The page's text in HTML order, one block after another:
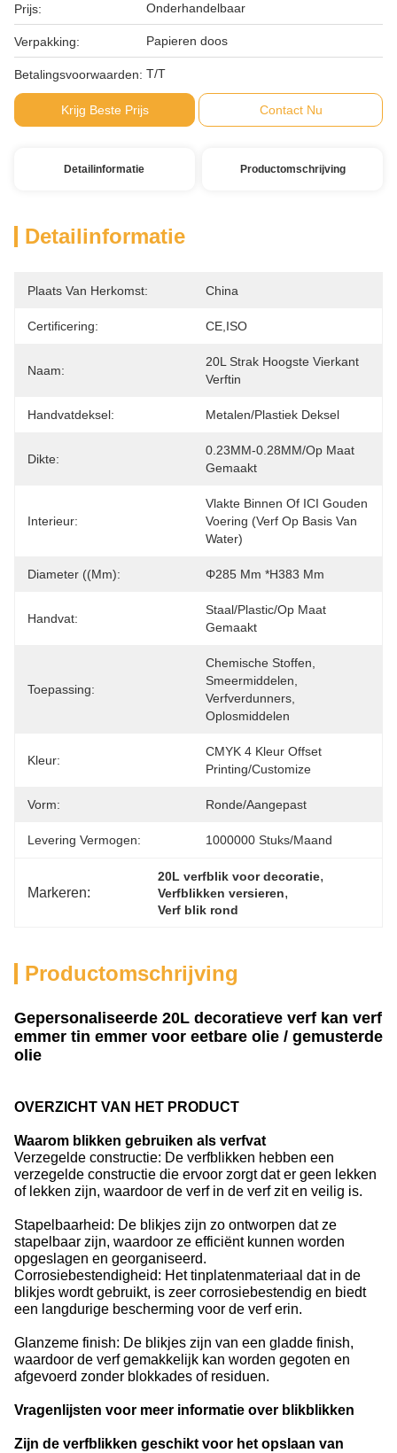
Prijs: Onderhandelbaar
Verpakking: Papieren doos
Betalingsvoorwaarden: T/T
Krijg Beste Prijs Contact Nu
Detailinformatie Productomschrijving
Detailinformatie
Plaats Van Herkomst: China
Certificering: CE,ISO
Naam:
20L Strak Hoogste Vierkant
Verftin
Handvatdeksel: Metalen/plastiek Deksel
Dikte:
0.23MM-0.28MM/op Maat
Gemaakt
Interieur:
Vlakte Binnen Of ICI Gouden
Voering (verf Op Basis Van
Water)
Diameter ((mm): Φ285 Mm *H383 Mm
Handvat:
Staal/Plastic/op Maat
Gemaakt
Toepassing:
Chemische Stoffen,
Smeermiddelen,
Verfverdunners,
Oplosmiddelen
Kleur:
CMYK 4 Kleur Offset
Printing/Customize
Vorm: Ronde/Aangepast
Levering Vermogen: 1000000 Stuks/maand
Markeren:
20L verfblik voor decoratie,
Verfblikken versieren,
Verf blik rond
Productomschrijving
Gepersonaliseerde 20L decoratieve verf kan verf
emmer tin emmer voor eetbare olie / gemusterde
olie
OVERZICHT VAN HET PRODUCT
Waarom blikken gebruiken als verfvat
Verzegelde constructie: De verfblikken hebben een
verzegelde constructie die ervoor zorgt dat er geen lekken
of lekken zijn, waardoor de verf in de verf zit en veilig is.
Stapelbaarheid: De blikjes zijn zo ontworpen dat ze
stapelbaar zijn, waardoor ze efficiënt kunnen worden
opgeslagen en georganiseerd.
Corrosiebestendigheid: Het tinplatenmateriaal dat in de
blikjes wordt gebruikt, is zeer corrosiebestendig en biedt
een langdurige bescherming voor de verf erin.
Glanzeme finish: De blikjes zijn van een gladde finish,
waardoor de verf gemakkelijk kan worden gegoten en
afgevoerd zonder blokkades of residuen.
Vragenlijsten voor meer informatie over blikblikken
Zijn de verfblikken geschikt voor het opslaan van